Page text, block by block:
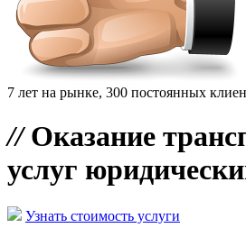
7 лет на рынке, 300 постоянных
//Оказание
услуг
Узнать стоимость услуги